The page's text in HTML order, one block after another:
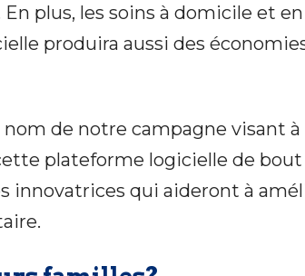
plus, les soins à domicile et
produira aussi des
de notre campagne visant à
plateforme logicielle de bout
qui aideront à